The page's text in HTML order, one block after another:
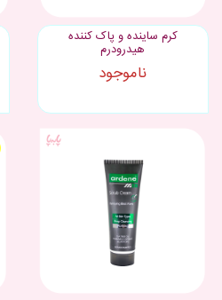
کرم ساینده و پاک کننده
هیدرودرم
ناموجود